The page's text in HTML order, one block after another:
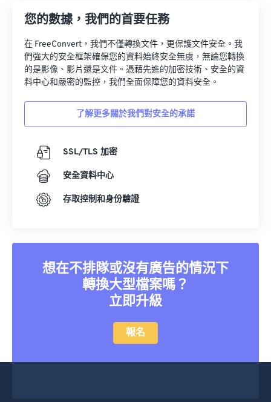
您的數據，我們的首要任務
在 FreeConvert，我們不僅轉換文件，更保護文件安全。我
們強大的安全框架確保您的資料始終安全無虞，無論您轉換
的是影像、影片還是文件。憑藉先進的加密技術、安全的資
料中心和嚴密的監控，我們全面保障您的資料安全。
了解更多關於我們對安全的承諾
SSL/TLS 加密
安全資料中心
存取控制和身份驗證
想在不排隊或沒有廣告的情況下
轉換大型檔案嗎？
立即升級
報名